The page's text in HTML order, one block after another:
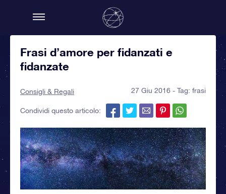
Frasi d’amore per fidanzati e
fidanzate
Consigli & Regali 27 Giu 2016 - Tag: frasi
Condividi questo articolo: